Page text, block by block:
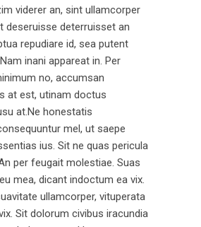
viderer an, sint ullamcorper
deseruisse deterruisset an
repudiare id, sea putent
inani appareat in. Per
no, accumsan
at est, utinam doctus
at.Ne honestatis
mel, ut saepe
ius. Sit ne quas pericula
per feugait molestiae. Suas
mea, dicant indoctum ea vix.
ullamcorper, vituperata
Sit dolorum civibus iracundia